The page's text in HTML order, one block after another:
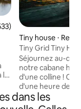
moyenne sur la
la
Tiny house ⋅
Tiny Grid Tiny
extérieure
Séjournez au-
notre cabane
d'une colline ! Conduisez à un peu plus
d'une heure de
trouverez notre
sur notre
dans les